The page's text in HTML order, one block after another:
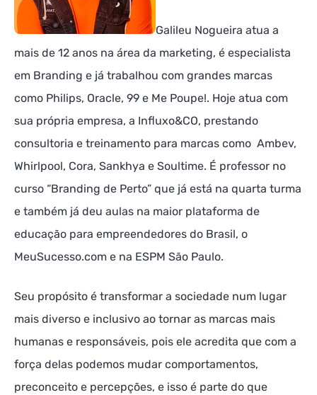
Galileu Nogueira atua a
mais de 12 anos na área da marketing, é especialista
em Branding e já trabalhou com grandes marcas
como Philips, Oracle, 99 e Me Poupe!. Hoje atua com
sua própria empresa, a Influxo&CO, prestando
consultoria e treinamento para marcas como Ambev,
Whirlpool, Cora, Sankhya e Soultime. É professor no
curso “Branding de Perto” que já está na quarta turma
e também já deu aulas na maior plataforma de
educação para empreendedores do Brasil, o
MeuSucesso.com e na ESPM São Paulo.
Seu propósito é transformar a sociedade num lugar
mais diverso e inclusivo ao tornar as marcas mais
humanas e responsáveis, pois ele acredita que com a
força delas podemos mudar comportamentos,
preconceito e percepções, e isso é parte do que